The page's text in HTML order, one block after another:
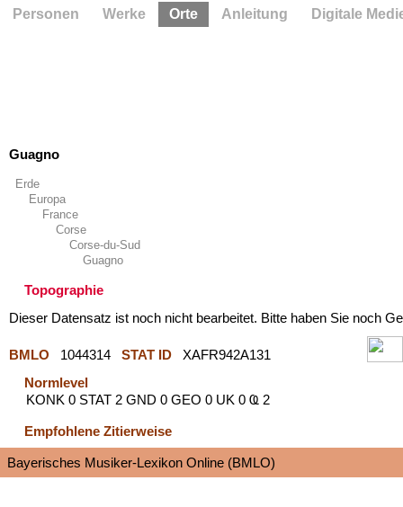
Guagno
Erde
Europa
France
Corse
Corse-du-Sud
Guagno
Topographie
Dieser Datensatz ist noch nicht bearbeitet. Bitte haben Sie noch
BMLO 1044314 STAT ID
XAFR942A131
Normlevel
KONK 0 STAT 2 GND 0 GEO 0 UK 0 Ҩ 2
Empfohlene Zitierweise
Bayerisches Musiker-Lexikon Online (BMLO)
Personen Werke Orte Anleitung Digitale